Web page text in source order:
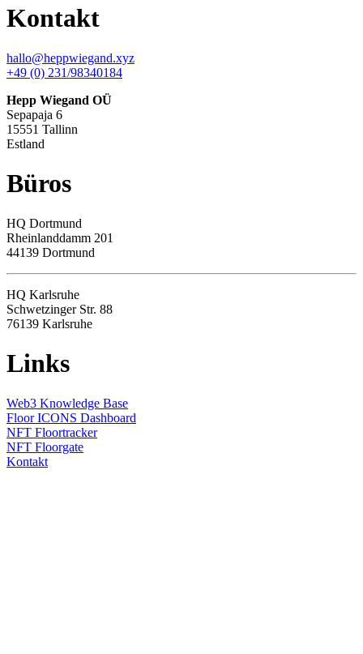
Kontakt
hallo@heppwiegand.xyz
+49 (0) 231/98340184
Hepp Wiegand OÜ
Sepapaja 6
15551 Tallinn
Estland
Büros
HQ Dortmund
Rheinlanddamm 201
44139 Dortmund
HQ Karlsruhe
Schwetzinger Str. 88
76139 Karlsruhe
Links
Web3 Knowledge Base
Floor ICONS Dashboard
NFT Floortracker
NFT Floorgate
Kontakt